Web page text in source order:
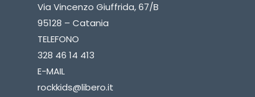
Via Vincenzo Giuffrida, 67/B
95128 – Catania
TELEFONO
328 46 14 413
E-MAIL
rockkids@libero.it